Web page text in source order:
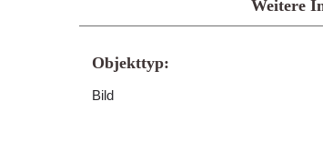
Weitere
Objekttyp:
Bild